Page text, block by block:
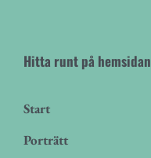
Hitta runt på hemsidan
Start
Porträtt